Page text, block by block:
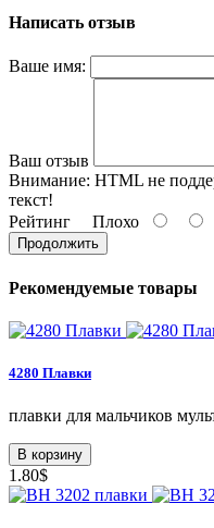
Написать отзыв
Ваше имя:
Ваш отзыв
Внимание: HTML не
текст!
Рейтинг Плохо
Продолжить
Рекомендуемые товары
4280 Плавки
плавки для мальчиков
В корзину
1.80$